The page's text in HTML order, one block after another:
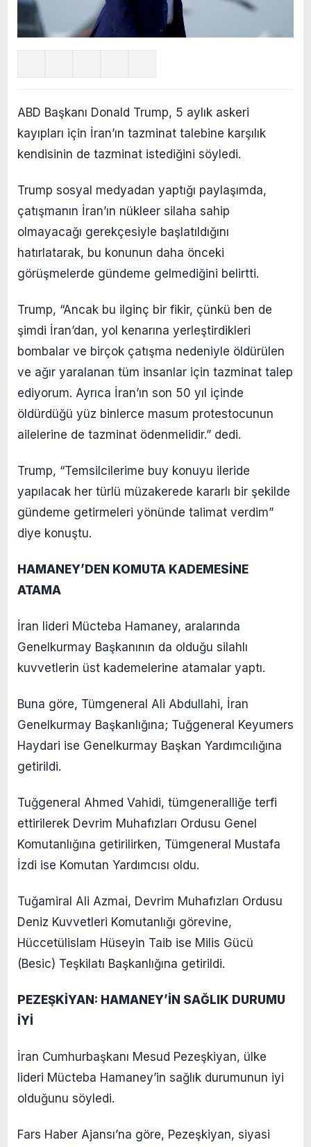
ABD Başkanı Donald Trump, 5 aylık askeri
kayıpları için İran’ın tazminat talebine karşılık
kendisinin de tazminat istediğini söyledi.
Trump sosyal medyadan yaptığı paylaşımda,
çatışmanın İran’ın nükleer silaha sahip
olmayacağı gerekçesiyle başlatıldığını
hatırlatarak, bu konunun daha önceki
görüşmelerde gündeme gelmediğini belirtti.
Trump, “Ancak bu ilginç bir fikir, çünkü ben de
şimdi İran’dan, yol kenarına yerleştirdikleri
bombalar ve birçok çatışma nedeniyle öldürülen
ve ağır yaralanan tüm insanlar için tazminat talep
ediyorum. Ayrıca İran’ın son 50 yıl içinde
öldürdüğü yüz binlerce masum protestocunun
ailelerine de tazminat ödenmelidir.” dedi.
Trump, “Temsilcilerime buy konuyu ileride
yapılacak her türlü müzakerede kararlı bir şekilde
gündeme getirmeleri yönünde talimat verdim”
diye konuştu.
HAMANEY’DEN KOMUTA KADEMESİNE
ATAMA
İran lideri Mücteba Hamaney, aralarında
Genelkurmay Başkanının da olduğu silahlı
kuvvetlerin üst kademelerine atamalar yaptı.
Buna göre, Tümgeneral Ali Abdullahi, İran
Genelkurmay Başkanlığına; Tuğgeneral Keyumers
Haydari ise Genelkurmay Başkan Yardımcılığına
getirildi.
Tuğgeneral Ahmed Vahidi, tümgeneralliğe terfi
ettirilerek Devrim Muhafızları Ordusu Genel
Komutanlığına getirilirken, Tümgeneral Mustafa
İzdi ise Komutan Yardımcısı oldu.
Tuğamiral Ali Azmai, Devrim Muhafızları Ordusu
Deniz Kuvvetleri Komutanlığı görevine,
Hüccetülislam Hüseyin Taib ise Milis Gücü
(Besic) Teşkilatı Başkanlığına getirildi.
PEZEŞKİYAN: HAMANEY’İN SAĞLIK DURUMU
İYİ
İran Cumhurbaşkanı Mesud Pezeşkiyan, ülke
lideri Mücteba Hamaney’in sağlık durumunun iyi
olduğunu söyledi.
Fars Haber Ajansı’na göre, Pezeşkiyan, siyasi